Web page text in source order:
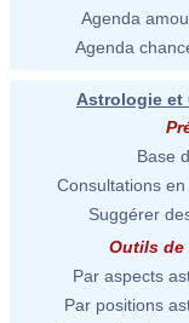
Agenda
Agenda
Astrologie et
Base
Consultations
Suggérer
Outils de
Par aspects
Par positions